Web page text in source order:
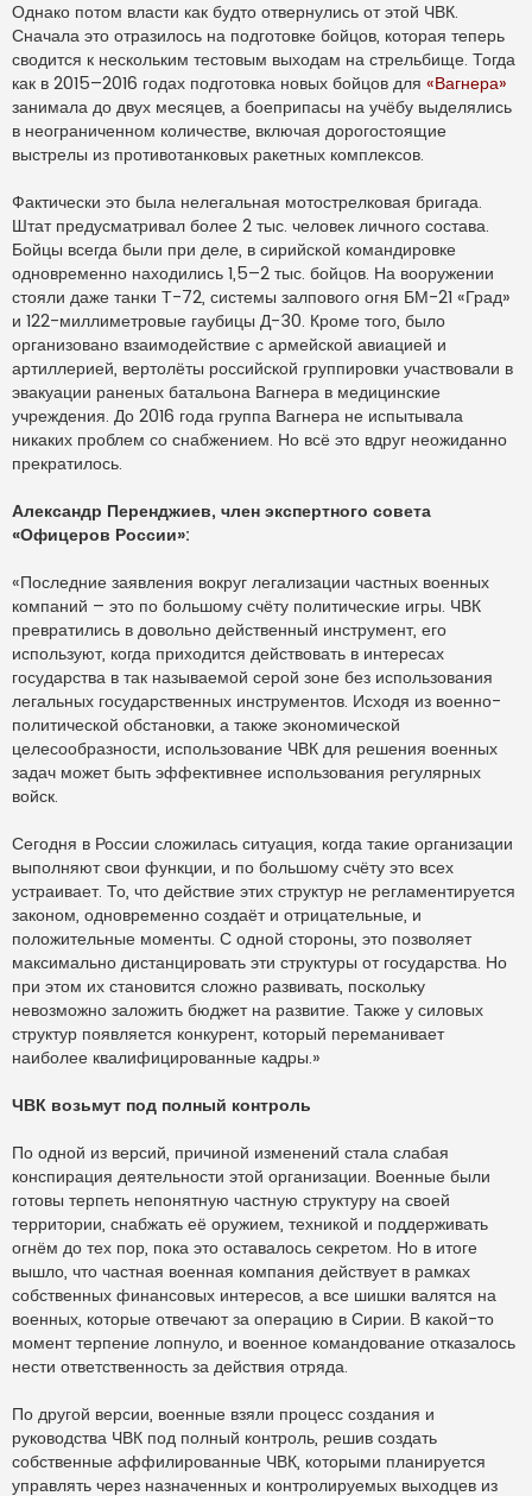
Однако потом власти как будто отвернулись от этой ЧВК.
Сначала это отразилось на подготовке бойцов, которая теперь
сводится к нескольким тестовым выходам на стрельбище. Тогда
как в 2015–2016 годах подготовка новых бойцов для «Вагнера»
занимала до двух месяцев, а боеприпасы на учёбу выделялись
в неограниченном количестве, включая дорогостоящие
выстрелы из противотанковых ракетных комплексов.
Фактически это была нелегальная мотострелковая бригада.
Штат предусматривал более 2 тыс. человек личного состава.
Бойцы всегда были при деле, в сирийской командировке
одновременно находились 1,5–2 тыс. бойцов. На вооружении
стояли даже танки Т-72, системы залпового огня БМ-21 «Град»
и 122-миллиметровые гаубицы Д-30. Кроме того, было
организовано взаимодействие с армейской авиацией и
артиллерией, вертолёты российской группировки участвовали в
эвакуации раненых батальона Вагнера в медицинские
учреждения. До 2016 года группа Вагнера не испытывала
никаких проблем со снабжением. Но всё это вдруг неожиданно
прекратилось.
Александр Перенджиев, член экспертного совета
«Офицеров России»:
«Последние заявления вокруг легализации частных военных
компаний – это по большому счёту политические игры. ЧВК
превратились в довольно действенный инструмент, его
используют, когда приходится действовать в интересах
государства в так называемой серой зоне без использования
легальных государственных инструментов. Исходя из военно-
политической обстановки, а также экономической
целесообразности, использование ЧВК для решения военных
задач может быть эффективнее использования регулярных
войск.
Сегодня в России сложилась ситуация, когда такие организации
выполняют свои функции, и по большому счёту это всех
устраивает. То, что действие этих структур не регламентируется
законом, одновременно создаёт и отрицательные, и
положительные моменты. С одной стороны, это позволяет
максимально дистанцировать эти структуры от государства. Но
при этом их становится сложно развивать, поскольку
невозможно заложить бюджет на развитие. Также у силовых
структур появляется конкурент, который переманивает
наиболее квалифицированные кадры.»
ЧВК возьмут под полный контроль
По одной из версий, причиной изменений стала слабая
конспирация деятельности этой организации. Военные были
готовы терпеть непонятную частную структуру на своей
территории, снабжать её оружием, техникой и поддерживать
огнём до тех пор, пока это оставалось секретом. Но в итоге
вышло, что частная военная компания действует в рамках
собственных финансовых интересов, а все шишки валятся на
военных, которые отвечают за операцию в Сирии. В какой-то
момент терпение лопнуло, и военное командование отказалось
нести ответственность за действия отряда.
По другой версии, военные взяли процесс создания и
руководства ЧВК под полный контроль, решив создать
собственные аффилированные ЧВК, которыми планируется
управлять через назначенных и контролируемых выходцев из